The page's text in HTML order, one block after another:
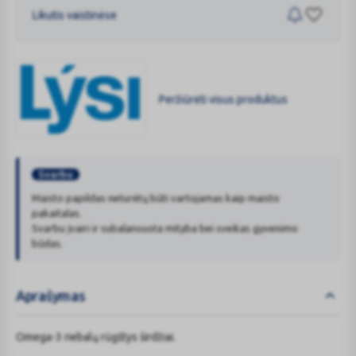
Likutis vaistinėse
Peržiūrėti visus produktus
Svarbu
Maisto papildas neturėtų būti vartojamas kaip maisto
pakaitalas.
Svarbu įvairi ir subalansuota mityba bei sveikas gyvenimo
būdas.
Aprašymas
Omega-3 riebalų rūgštys širdžiai.